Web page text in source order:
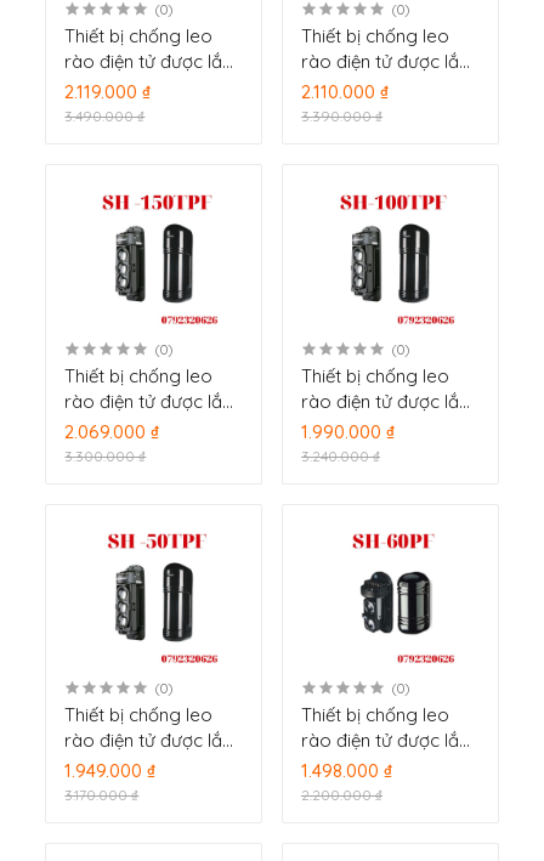
(0)
Thiết bị chống leo
rào điện tử được lắp
đặt trên tường rào
AoLin SH-250TPF
2.119.000 ₫
3.490.000 ₫
(0)
Thiết bị chống leo
rào điện tử được lắp
đặt trên tường rào
AoLin SH-200TPF
2.110.000 ₫
3.390.000 ₫
(0)
Thiết bị chống leo
rào điện tử được lắp
đặt trên tường rào
AoLin SH -150TPF
2.069.000 ₫
3.300.000 ₫
(0)
Thiết bị chống leo
rào điện tử được lắp
đặt trên tường rào
AoLin SH-100TPF
1.990.000 ₫
3.240.000 ₫
(0)
Thiết bị chống leo
rào điện tử được lắp
đặt trên tường rào
SH -50TPF
1.949.000 ₫
3.170.000 ₫
(0)
Thiết bị chống leo
rào điện tử được lắp
đặt trên tường rào
SH-60PF
1.498.000 ₫
2.200.000 ₫